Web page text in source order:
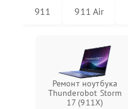
911 911 Air
Ремонт ноутбука
Thunderobot Storm
17 (911X)